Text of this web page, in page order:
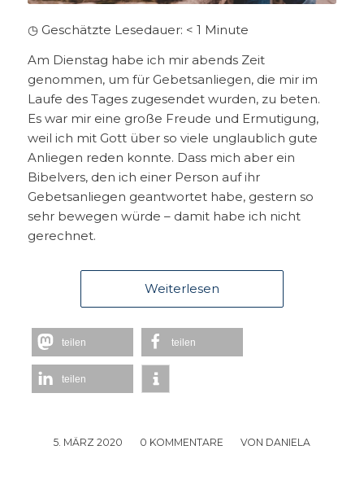
◷ Geschätzte Lesedauer: < 1 Minute
Am Dienstag habe ich mir abends Zeit
genommen, um für Gebetsanliegen, die mir im
Laufe des Tages zugesendet wurden, zu beten.
Es war mir eine große Freude und Ermutigung,
weil ich mit Gott über so viele unglaublich gute
Anliegen reden konnte. Dass mich aber ein
Bibelvers, den ich einer Person auf ihr
Gebetsanliegen geantwortet habe, gestern so
sehr bewegen würde – damit habe ich nicht
gerechnet.
Weiterlesen
teilen teilen
teilen
5. MÄRZ 2020
/ 0 KOMMENTARE
/ VON DANIELA